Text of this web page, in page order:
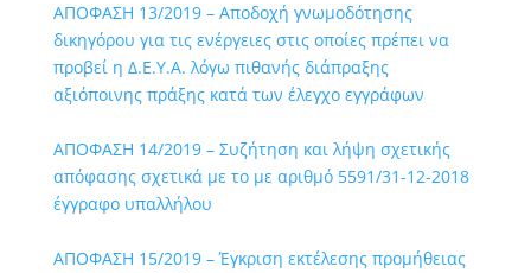
ΑΠΟΦΑΣΗ 13/2019 – Αποδοχή γνωμοδότησης
δικηγόρου για τις ενέργειες στις οποίες πρέπει να
προβεί η Δ.Ε.Υ.Α. λόγω πιθανής διάπραξης
αξιόποινης πράξης κατά των έλεγχο εγγράφων
ΑΠΟΦΑΣΗ 14/2019 – Συζήτηση και λήψη σχετικής
απόφασης σχετικά με το με αριθμό 5591/31-12-2018
έγγραφο υπαλλήλου
ΑΠΟΦΑΣΗ 15/2019 – Έγκριση εκτέλεσης προμήθειας